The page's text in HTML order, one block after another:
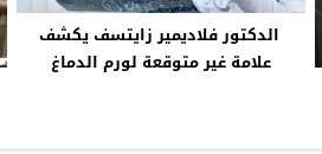
الدكتور فلاديمير زايتسف يكشف
علامة غير متوقعة لورم الدماغ